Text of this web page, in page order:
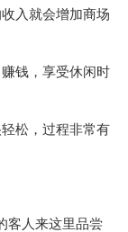
入就会增加商场
钱，享受休闲时
松，过程非常有
客人来这里品尝